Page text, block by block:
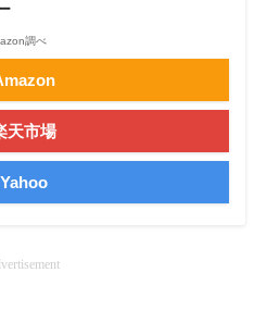
調べ
天市場
Yahoo